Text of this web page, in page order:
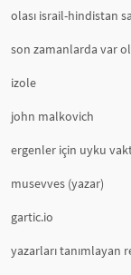
olası israil-hindistan
son zamanlarda var
izole
john malkovich
ergenler için uyku
musevves (yazar)
gartic.io
yazarları tanımlayan